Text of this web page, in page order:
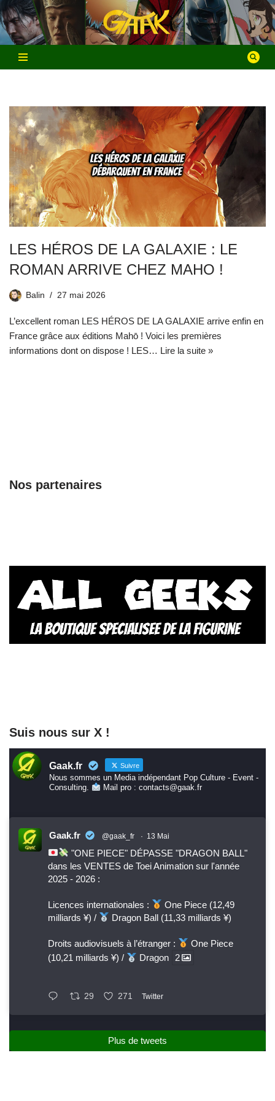
Aller
au
contenu
LES HÉROS DE LA GALAXIE : LE
ROMAN ARRIVE CHEZ MAHO !
Balin 27 mai 2026
L’excellent roman LES HÉROS DE LA GALAXIE arrive enfin en
France grâce aux éditions Mahō ! Voici les premières
informations dont on dispose ! LES… Lire la suite »
Nos partenaires
Suis nous sur X !
Gaak.fr Suivre
Nous sommes un Media indépendant Pop Culture - Event -
Consulting.
Mail pro : contacts@gaak.fr
Gaak.fr @gaak_fr · 13 Mai
"ONE PIECE" DÉPASSE "DRAGON BALL"
dans les VENTES de Toei Animation sur l'année
2025 - 2026 :
Licences internationales :
One Piece (12,49
milliards ¥) /
Dragon Ball (11,33 milliards ¥)
Droits audiovisuels à l’étranger :
One Piece
(10,21 milliards ¥) /
Dragon 2
29 271 Twitter
Plus de tweets